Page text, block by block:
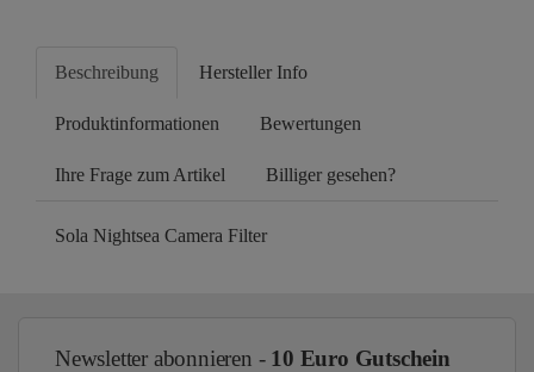
Beschreibung Hersteller Info
Produktinformationen Bewertungen
Ihre Frage zum Artikel Billiger gesehen?
Sola Nightsea Camera Filter
Newsletter abonnieren - 10 Euro Gutschein